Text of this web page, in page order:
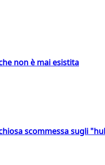
non è mai esistita
scommessa sugli